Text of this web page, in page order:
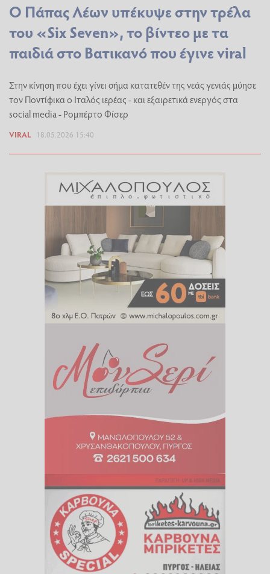
O Πάπας Λέων υπέκυψε στην τρέλα
του «Six Seven», το βίντεο με τα
παιδιά στο Βατικανό που έγινε viral
Στην κίνηση που έχει γίνει σήμα κατατεθέν της νεάς γενιάς μύησε
τον Ποντίφικα ο Ιταλός ιερέας - και εξαιρετικά ενεργός στα
social media - Ρομπέρτο Φίσερ
VIRAL 18.05.2026 15:40